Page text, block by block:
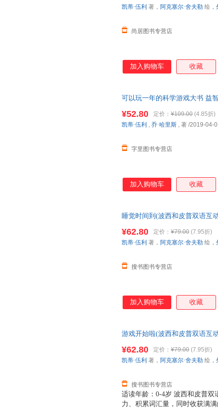
尚居图书专营店
凯蒂·伍利 著， 阿克塞尔·舍夫勒 绘，
加入购物车 收藏
可以玩一年的科学游戏大书 益
¥52.80 定价： ¥109.00 (4.85折)
字里图书专营店
凯蒂·伍利 , 乔·哈里斯 , 著 /2019-04-
加入购物车 收藏
睡觉时间到(波西和皮普双语互
¥62.80 定价： ¥79.00 (7.95折)
搜书图书专营店
凯蒂·伍利 著， 阿克塞尔·舍夫勒 绘，
加入购物车 收藏
游戏开始啦(波西和皮普双语互
适读年龄：0-4岁 波西和皮普
力、积累词汇量，同时收获满
¥62.80 定价： ¥79.00 (7.95折)
搜书图书专营店
凯蒂·伍利 著， 阿克塞尔·舍夫勒 绘，